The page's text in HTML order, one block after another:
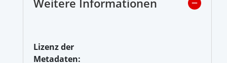
Lizenz der
Metadaten: